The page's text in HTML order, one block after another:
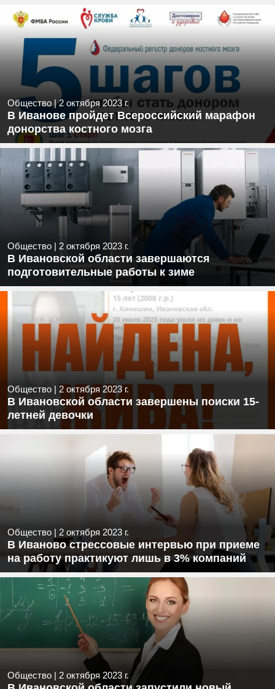
Общество |2 октября 2023 г.
В Иванове пройдет Всероссийский марафон
донорства костного мозга
Общество | 2 октября 2023 г.
В Ивановской области завершаются
подготовительные работы к зиме
Общество | 2 октября 2023 г.
В Ивановской области завершены поиски 15-
летней девочки
Общество | 2 октября 2023 г.
В Иваново стрессовые интервью при приеме
на работу практикуют лишь в 3% компаний
Общество | 2 октября 2023 г.